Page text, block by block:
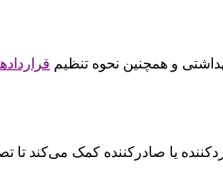
و همچنین نحوه تنظیم
یا صادرکننده کمک می‌کند